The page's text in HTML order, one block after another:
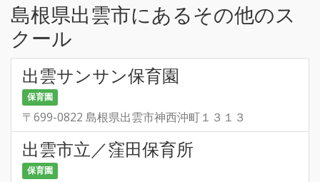
島根県出雲市にあるその他のス
クール
出雲サンサン保育園
保育園
〒699-0822 島根県出雲市神西沖町１３１３
出雲市立／窪田保育所
保育園